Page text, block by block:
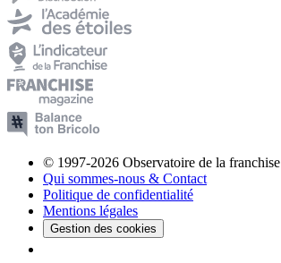
© 1997-2026 Observatoire de la franchise
Qui sommes-nous & Contact
Politique de confidentialité
Mentions légales
Gestion des cookies